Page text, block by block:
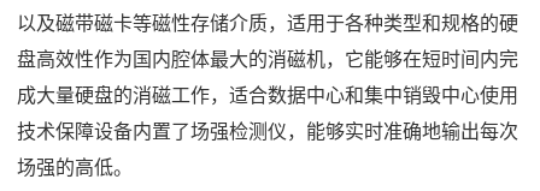
以及磁带磁卡等磁性存储介质，适用于各种类型和规格的硬
盘高效性作为国内腔体最大的消磁机，它能够在短时间内完
成大量硬盘的消磁工作，适合数据中心和集中销毁中心使用
技术保障设备内置了场强检测仪，能够实时准确地输出每次
场强的高低。